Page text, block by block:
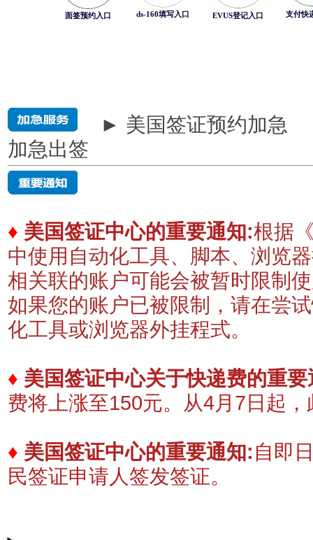
面签预约入口 ds-160填写入口 EVUS登记入口 支付快
► 美国签证预约加急
加急出签
♦ 美国签证中心的重要通知:根据
中使用自动化工具、脚本、浏览
相关联的账户可能会被暂时限制
如果您的账户已被限制，请在尝
化工具或浏览器外挂程式。
♦ 美国签证中心关于快递费的重
费将上涨至150元。
从4月7日起
♦ 美国签证中心的重要通知: 自即
民签证申请人签发签证。